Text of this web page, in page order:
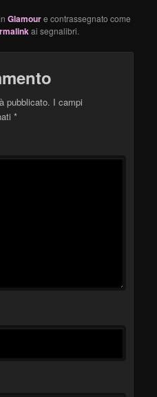
Glamoure contrassegnato come
ai segnalibri.
pubblicato. I campi
*